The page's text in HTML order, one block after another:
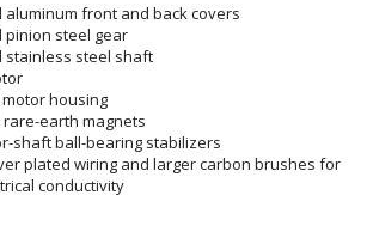
aluminum front and back covers
pinion steel gear
stainless steel shaft
housing
earth magnets
shaft ball-bearing stabilizers
plated wiring and larger carbon brushes for
conductivity